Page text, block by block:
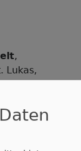
,
Lukas,